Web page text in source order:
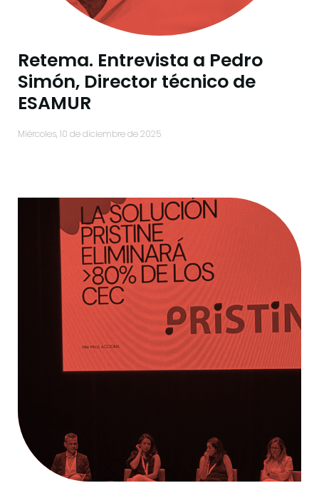
Retema. Entrevista a Pedro
Simón, Director técnico de
ESAMUR
miércoles, 10 de diciembre de 2025